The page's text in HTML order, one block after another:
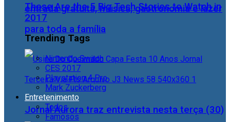
entrada gratuita, música, gastronomia e lazer
para toda a família
Jornal Aurora traz entrevista nesta terça (30)
These Are the 5 Big Tech Stories to Watch in
2017
Trending Tags
Nintendo Switch
CES 2017
Playstation 4 Pro
Mark Zuckerberg
Entretenimento
Todos
Famosos